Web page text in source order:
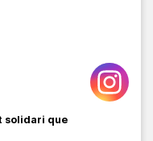
solidari que